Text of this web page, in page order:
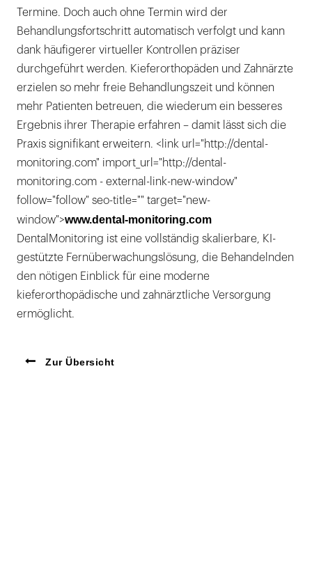
Termine. Doch auch ohne Termin wird der
Behandlungsfortschritt automatisch verfolgt und kann
dank häufigerer virtueller Kontrollen präziser
durchgeführt werden. Kieferorthopäden und Zahnärzte
erzielen so mehr freie Behandlungszeit und können
mehr Patienten betreuen, die wiederum ein besseres
Ergebnis ihrer Therapie erfahren – damit lässt sich die
Praxis signifikant erweitern. <link url="http://dental-
monitoring.com" import_url="http://dental-
monitoring.com - external-link-new-window"
follow="follow" seo-title="" target="new-
window">www.dental-monitoring.com
DentalMonitoring ist eine vollständig skalierbare, KI-
gestützte Fernüberwachungslösung, die Behandelnden
den nötigen Einblick für eine moderne
kieferorthopädische und zahnärztliche Versorgung
ermöglicht.
Zur Übersicht